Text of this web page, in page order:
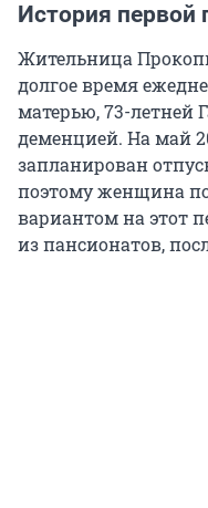
История первой
Жительница
долгое время
матерью, 73-летней
деменцией. На май
запланирован
поэтому женщина
вариантом на этот
из пансионатов,